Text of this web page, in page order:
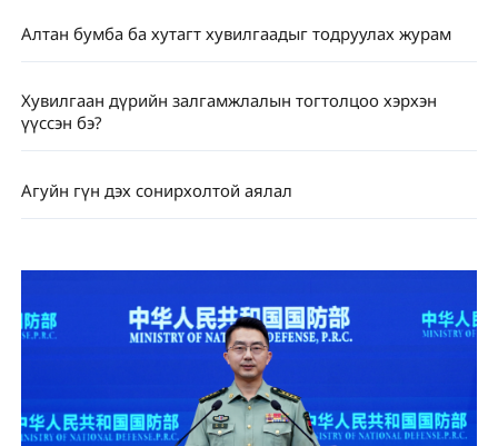
Алтан бумба ба хутагт хувилгаадыг тодруулах журам
Хувилгаан дүрийн залгамжлалын тогтолцоо хэрхэн
үүссэн бэ?
Агуйн гүн дэх сонирхолтой аялал